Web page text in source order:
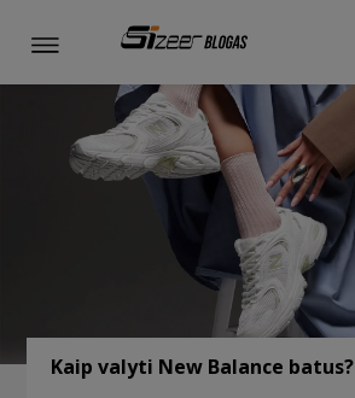
Kaip valyti New Balance batus?